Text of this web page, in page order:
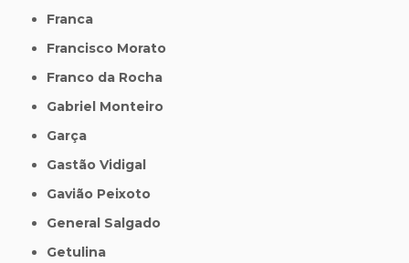
Franca
Francisco Morato
Franco da Rocha
Gabriel Monteiro
Garça
Gastão Vidigal
Gavião Peixoto
General Salgado
Getulina